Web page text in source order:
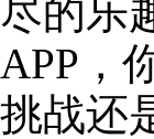
尽的乐
APP，
挑战还